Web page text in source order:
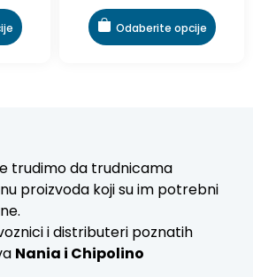
Odaberite opcije
trudimo da trudnicama
proizvoda koji su im potrebni
i distributeri poznatih
Nania i Chipolino